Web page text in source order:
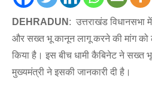
DEHRADUN : उत्तराखंड विधानसभा
और सख्त भू कानून लागू करने की मांग को
किया है। इस बीच धामी कैबिनेट ने सख्त
मुख्यमंत्री ने इसकी जानकारी दी है।